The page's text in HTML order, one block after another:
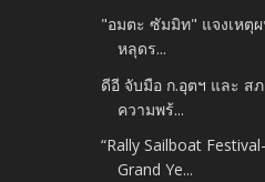
"อมตะ ซัมมิท" แจงเหตุ
หลุดร...
ดีอี จับมือ ก.อุตฯ และ ส
ความพร้...
“Rally Sailboat
Grand Ye...